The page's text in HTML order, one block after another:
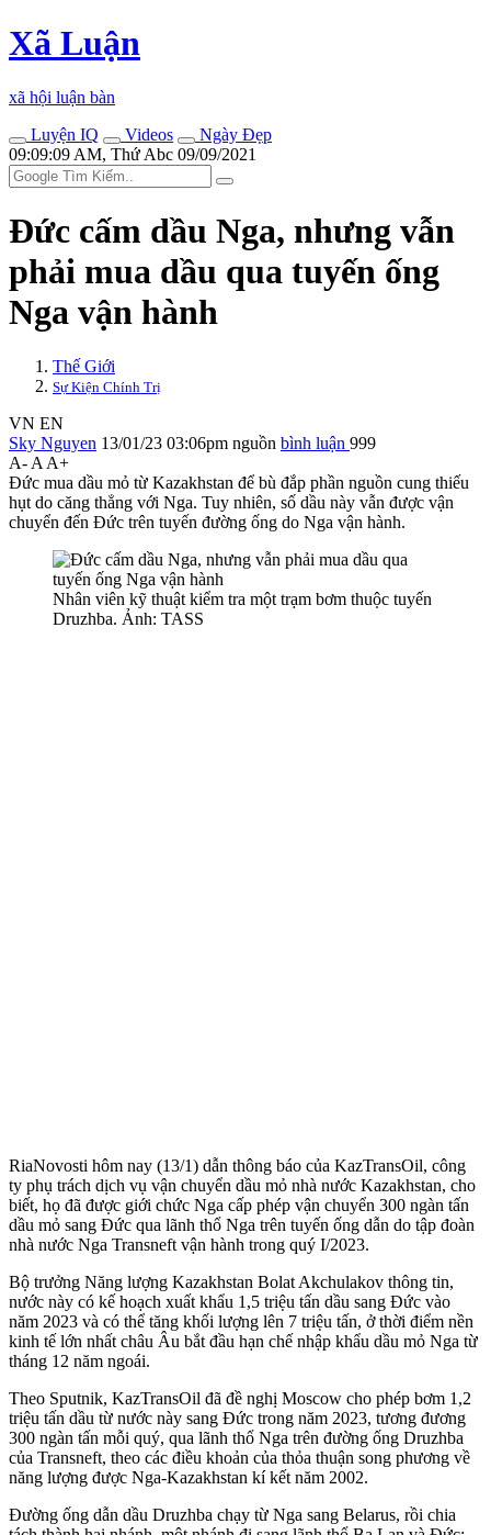
Xã Luận
xã hội luận bàn
Luyện IQ
Videos
Ngày Đẹp
09:09:09 AM, Thứ Abc 09/09/2021
Đức cấm dầu Nga, nhưng vẫn
phải mua dầu qua tuyến ống
Nga vận hành
Thế Giới
Sự Kiện Chính Trị
VN EN
Sky Nguyen 13/01/23 03:06pm nguồn bình luận 999
A- A A+
Đức mua dầu mỏ từ Kazakhstan để bù đắp phần nguồn cung thiếu
hụt do căng thẳng với Nga. Tuy nhiên, số dầu này vẫn được vận
chuyển đến Đức trên tuyến đường ống do Nga vận hành.
Nhân viên kỹ thuật kiểm tra một trạm bơm thuộc tuyến
Druzhba. Ảnh: TASS
RiaNovosti hôm nay (13/1) dẫn thông báo của KazTransOil, công
ty phụ trách dịch vụ vận chuyển dầu mỏ nhà nước Kazakhstan, cho
biết, họ đã được giới chức Nga cấp phép vận chuyển 300 ngàn tấn
dầu mỏ sang Đức qua lãnh thổ Nga trên tuyến ống dẫn do tập đoàn
nhà nước Nga Transneft vận hành trong quý I/2023.
Bộ trưởng Năng lượng Kazakhstan Bolat Akchulakov thông tin,
nước này có kế hoạch xuất khẩu 1,5 triệu tấn dầu sang Đức vào
năm 2023 và có thể tăng khối lượng lên 7 triệu tấn, ở thời điểm nền
kinh tế lớn nhất châu Âu bắt đầu hạn chế nhập khẩu dầu mỏ Nga từ
tháng 12 năm ngoái.
Theo Sputnik, KazTransOil đã đề nghị Moscow cho phép bơm 1,2
triệu tấn dầu từ nước này sang Đức trong năm 2023, tương đương
300 ngàn tấn mỗi quý, qua lãnh thổ Nga trên đường ống Druzhba
của Transneft, theo các điều khoản của thỏa thuận song phương về
năng lượng được Nga-Kazakhstan kí kết năm 2002.
Đường ống dẫn dầu Druzhba chạy từ Nga sang Belarus, rồi chia